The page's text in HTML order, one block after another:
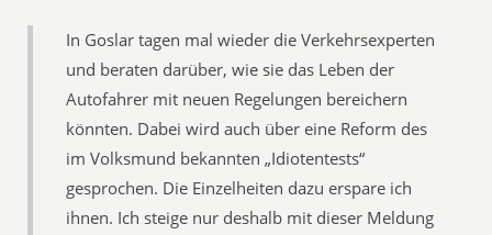
In Goslar tagen mal wieder die Verkehrsexperten
und beraten darüber, wie sie das Leben der
Autofahrer mit neuen Regelungen bereichern
könnten. Dabei wird auch über eine Reform des
im Volksmund bekannten „Idiotentests“
gesprochen. Die Einzelheiten dazu erspare ich
ihnen. Ich steige nur deshalb mit dieser Meldung